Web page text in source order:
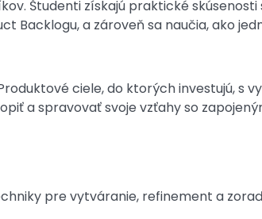
Študenti získajú praktické
Backlogu, a zároveň sa naučia, ako
ciele, do ktorých investujú, s
a spravovať svoje vzťahy so
pre vytváranie, refinement a